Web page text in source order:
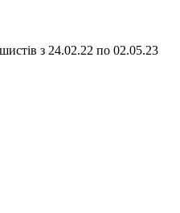
з 24.02.22 по 02.05.23